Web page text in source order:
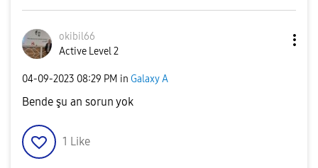
okibil66
Active Level 2
‎04-09-2023 08:29 PM in Galaxy A
Bende şu an sorun yok
1 Like